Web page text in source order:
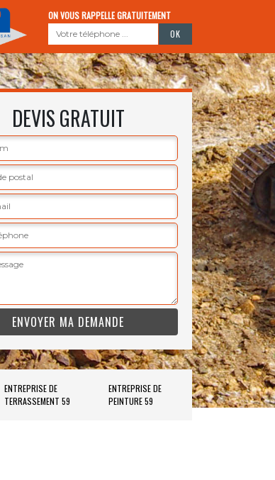
ON VOUS RAPPELLE GRATUITEMENT
DEVIS GRATUIT
ENTREPRISE DE
TERRASSEMENT 59
ENTREPRISE DE
PEINTURE 59